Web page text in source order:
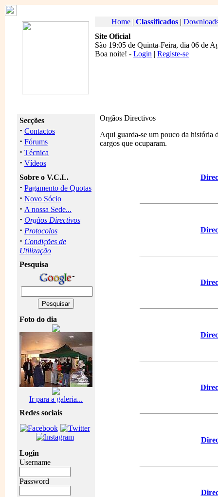
Home| Classificados|
Site Oficial
São 19:05 de Quinta-Feira, dia 06 de
Boa noite! - Login | Registe-se
Secções
· Contactos
· Fórums
· Técnica
· Vídeos
Sobre o V.C.L.
· Pagamento de Quotas
· Novo Sócio
· A nossa Sede...
· Orgãos Directivos
· Protocolos
· Condições de
Utilização
Pesquisa
Foto do dia
Ir para a galeria...
Redes sociais
Login
Username
Password
Orgãos Directivos
Aqui guarda-se um pouco da história
cargos que ocuparam.